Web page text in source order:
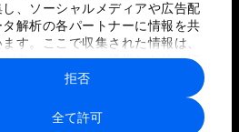
、ソーシャルメディアや広告配
解析の各パートナーに情報を共
す。ここで収集された情報は、
が各パートナーに提供した他の情
トナーのサービスを使用した際
れた情報と組み合わされ、各パー
って使用されることがありま
全て許可
拒否